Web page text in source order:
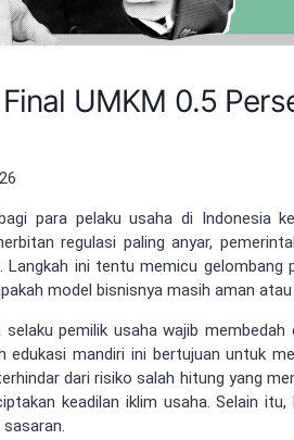
UMKM 0.5
para pelaku usaha di Indonesia
regulasi paling anyar,
ini tentu memicu gelombang
model bisnisnya masih aman
selaku pemilik usaha wajib
edukasi mandiri ini bertujuan untuk
dari risiko salah hitung yang
keadilan iklim usaha. Selain